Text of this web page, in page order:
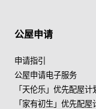
公屋申请
申请指引
公屋申请电子服务
「天伦乐」优先配屋计
「家有初生」优先配屋